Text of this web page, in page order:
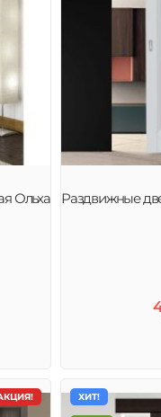
Ольха Раздвижные
ХИТ!